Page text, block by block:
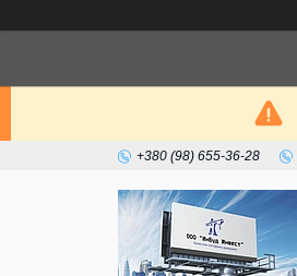
+380 (98) 655-36-28